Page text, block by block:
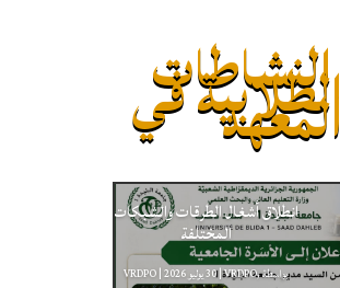
النشاطات
الطلابية في
المعهد
انطلاق أشغال الطرقات والشبكات
المختلفة
بواسطة ‪ VRDPO | ‏30 يوليو 2026|VRDPO,